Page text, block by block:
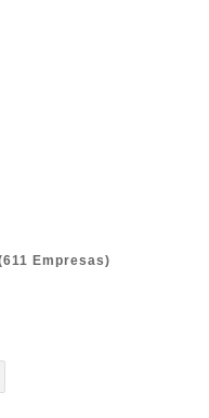
Empresas)